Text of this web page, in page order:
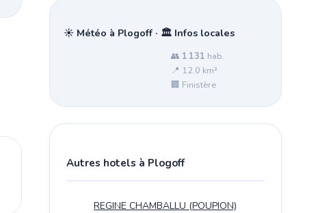
☀️ Météo à Plogoff · 🏛️ Infos locales
👥 1 131 hab.
📍 12.0 km²
🏢 Finistère
Autres hotels à Plogoff
REGINE CHAMBALLU (POUPION)